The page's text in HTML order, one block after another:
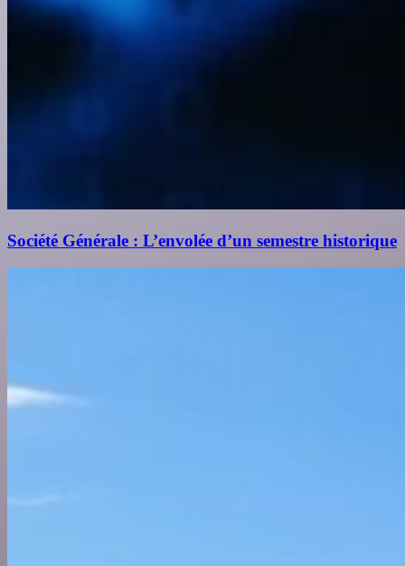
Société Générale : L’envolée d’un semestre historique